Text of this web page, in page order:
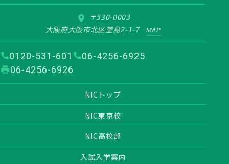
〒530-0003
大阪府大阪市北区堂島2-1-7
MAP
0120-531-601
06-4256-6925
06-4256-6926
NICトップ
NIC東京校
NIC高校部
入試入学案内